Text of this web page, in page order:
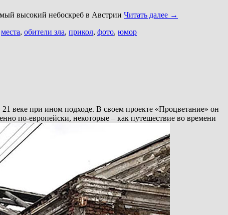
высокий небоскреб в Австрии Читать далее →
места, обители зла, прикол, фото, юмор
веке при ином подходе. В своем проекте «Процветание» он
по-европейски, некоторые – как путешествие во времени